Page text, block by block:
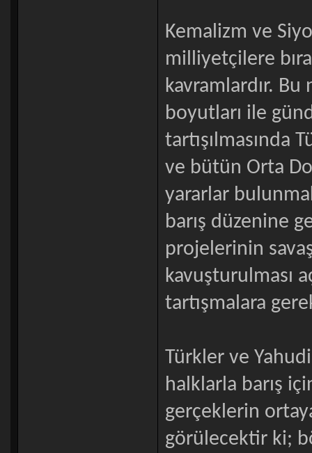
Kemalizm ve
milliyetçilere
kavramlardır.
boyutları ile
tartışılmasında
ve bütün Orta
yararlar
barış düzenine
projelerinin savaş
kavuşturulması
tartışmalara
Türkler ve
halklarla barış
gerçeklerin
görülecektir ki;